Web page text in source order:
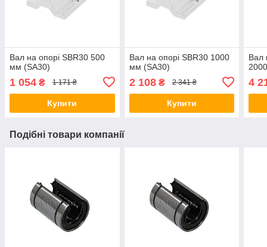
Вал на опорі SBR30 500
мм (SA30)
1 054 ₴ 1 171 ₴
Купити
Вал на опорі SBR30 1000
мм (SA30)
2 108₴ 2 341 ₴
Купити
Вал
4
Подібні товари компанії